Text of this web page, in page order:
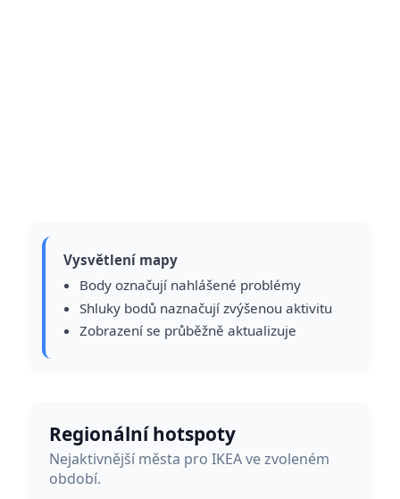
Vysvětlení mapy
Body označují nahlášené problémy
Shluky bodů naznačují zvýšenou aktivitu
Zobrazení se průběžně aktualizuje
Regionální hotspoty
Nejaktivnější města pro IKEA ve zvoleném
období.